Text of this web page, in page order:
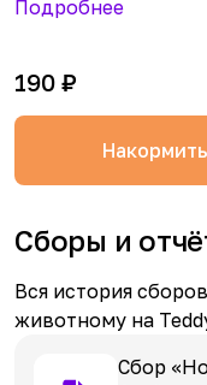
Подробнее
190 ₽
Накормить
Сборы и
Вся история
животному на
Сбор